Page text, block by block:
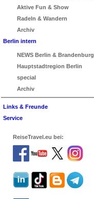
Aktive Fun & Show
Radeln & Wandern
Archiv
Berlin intern
NEWS Berlin & Brandenburg
Hauptstadtregion Berlin
special
Archiv
Links & Freunde
Service
ReiseTravel.eu bei: